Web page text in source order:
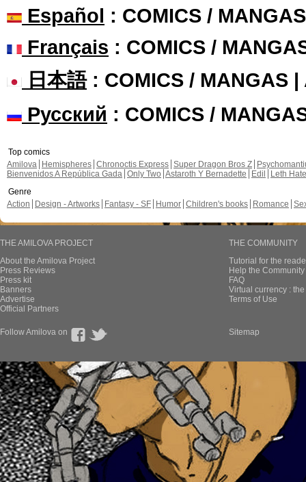
Español : COMICS /
Français : COMICS /
日本語: COMICS / MANGAS |
Русский : COMICS /
Top comics
Amilova
Hemispheres Chronoctis Express Super Dragon Bros Z
Bienvenidos A República Gada Only Two Astaroth Y Bernadette Edil
Leth Hate
Genre
Action
Design - Artworks Fantasy - SF Humor Children's books Romance
THE AMILOVA PROJECT
About the Amilova Project
Press Reviews
Press kit
Banners
Advertise
Official Partners
THE COMMUNITY
Tutorial for the
Help the
FAQ
Virtual currency :
Terms of Use
Follow Amilova on Sitemap